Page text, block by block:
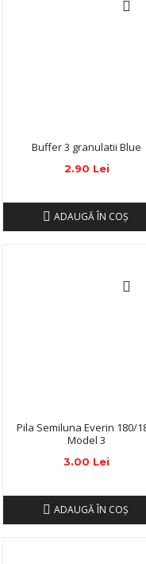
Buffer 3 granulatii Blue
2.90 Lei
ADAUGĂ ÎN COŞ
Pila Semiluna Everin 180/
Model 3
3.00 Lei
ADAUGĂ ÎN COŞ